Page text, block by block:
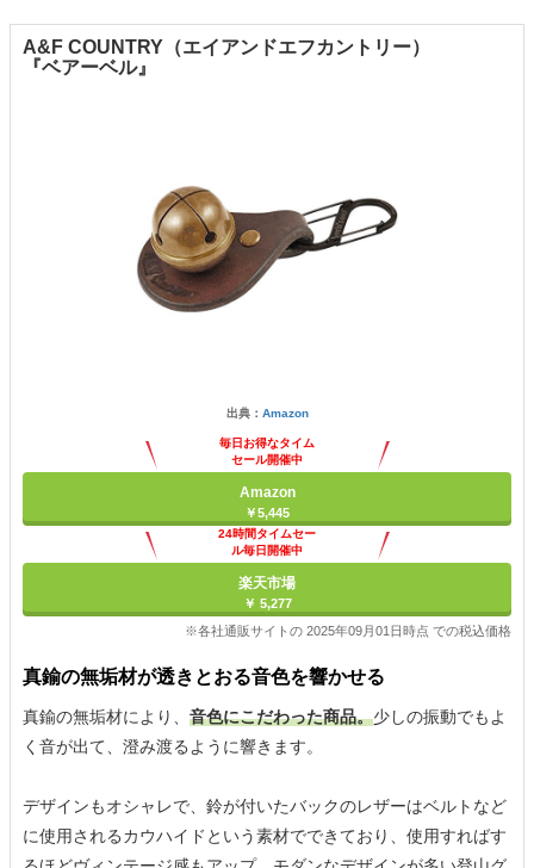
A&F COUNTRY（エイアンドエフカントリー）
『ベアーベル』
出典： Amazon
毎日お得なタイム
セール開催中
Amazon
￥5,445
24時間タイムセー
ル毎日開催中
楽天市場
￥ 5,277
※各社通販サイトの 2025年09月01日時点 での税込価格
真鍮の無垢材が透きとおる音色を響かせる
真鍮の無垢材により、 音色にこだわった商品。少しの振動でもよ
く音が出て、澄み渡るように響きます。
デザインもオシャレで、鈴が付いたバックのレザーはベルトなど
に使用されるカウハイドという素材でできており、使用すればす